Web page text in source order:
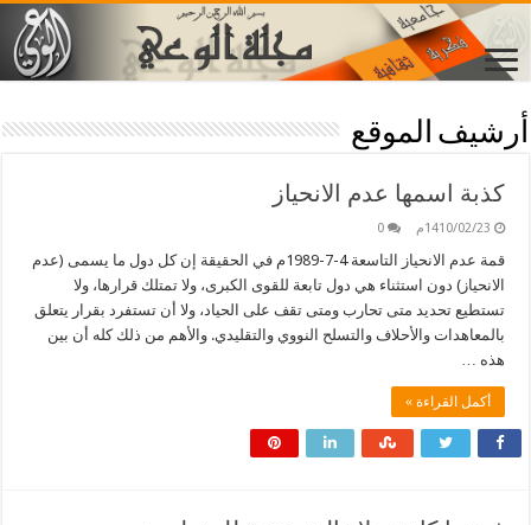
أرشيف الموقع
كذبة اسمها عدم الانحياز
1410/02/23م 0
قمة عدم الانحياز التاسعة 4-7-1989م في الحقيقة إن كل دول ما يسمى (عدم
الانحياز) دون استثناء هي دول تابعة للقوى الكبرى، ولا تمتلك قرارها، ولا
تستطيع تحديد متى تحارب ومتى تقف على الحياد، ولا أن تستفرد بقرار يتعلق
بالمعاهدات والأحلاف والتسلح النووي والتقليدي. والأهم من ذلك كله أن بين
هذه …
أكمل القراءة »